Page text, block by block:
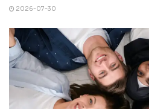
2026-07-30